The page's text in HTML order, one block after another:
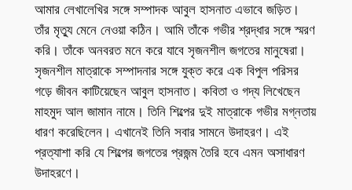
আমার লেখালেখির সঙ্গে সম্পাদক আবুল হাসনাত এভাবে জড়িত।
তাঁর মৃত্যু মেনে নেওয়া কঠিন। আমি তাঁকে গভীর শ্রদ্ধার সঙ্গে স্মরণ
করি। তাঁকে অনবরত মনে করে যাবে সৃজনশীল জগতের মানুষেরা।
সৃজনশীল মাত্রাকে সম্পাদনার সঙ্গে যুক্ত করে এক বিপুল পরিসর
গড়ে জীবন কাটিয়েছেন আবুল হাসনাত। কবিতা ও গদ্য লিখেছেন
মাহমুদ আল জামান নামে। তিনি শিল্পের দুই মাত্রাকে গভীর মগ্নতায়
ধারণ করেছিলেন। এখানেই তিনি সবার সামনে উদাহরণ। এই
প্রত্যাশা করি যে শিল্পের জগতের প্রজন্ম তৈরি হবে এমন অসাধারণ
উদাহরণে।